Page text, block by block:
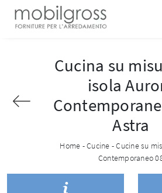
Cucina su
isola
Astra
Home -Cucine -Cucine su
Contemporaneo